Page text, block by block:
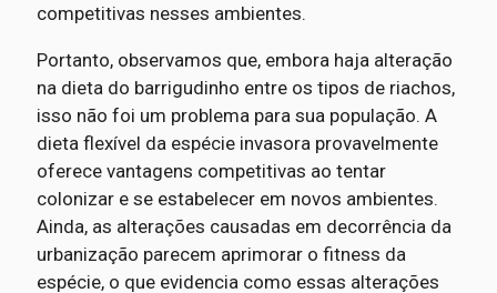
competitivas nesses ambientes.
Portanto, observamos que, embora haja alteração
na dieta do barrigudinho entre os tipos de riachos,
isso não foi um problema para sua população. A
dieta flexível da espécie invasora provavelmente
oferece vantagens competitivas ao tentar
colonizar e se estabelecer em novos ambientes.
Ainda, as alterações causadas em decorrência da
urbanização parecem aprimorar o fitness da
espécie, o que evidencia como essas alterações